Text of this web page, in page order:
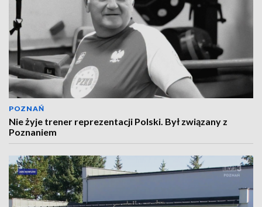
POZNAŃ
Nie żyje trener reprezentacji Polski. Był związany z
Poznaniem